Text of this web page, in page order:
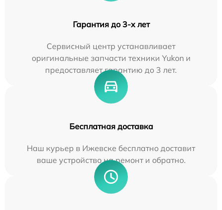
Гарантия до 3-х лет
Сервисный центр устанавливает
оригинальные запчасти техники Yukon и
предоставляет гарантию до 3 лет.
Бесплатная доставка
Наш курьер в Ижевске бесплатно доставит
ваше устройство на ремонт и обратно.